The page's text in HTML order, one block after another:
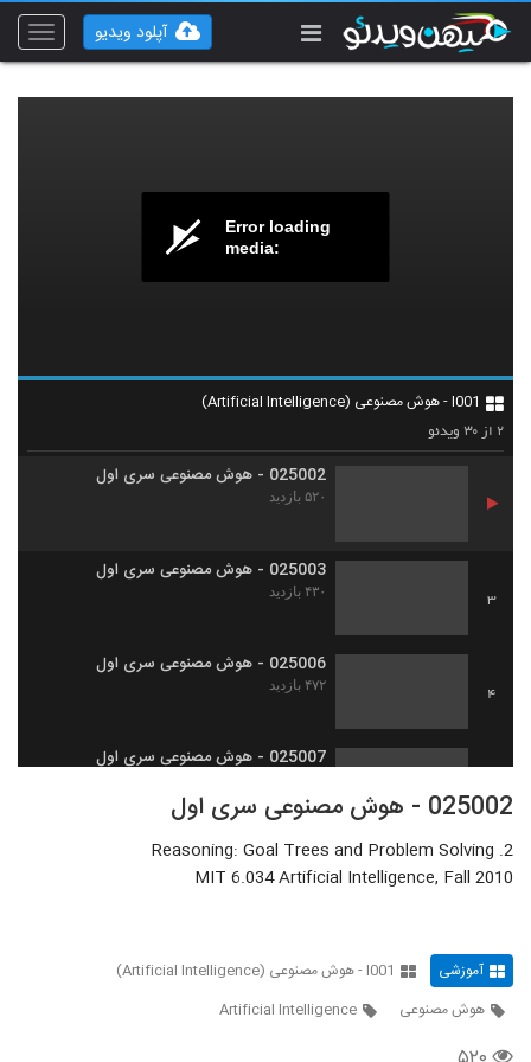
Toggle
آپلود ویدیو
Error loading
media:
I001 - هوش مصنوعی (Artificial Intelligence)
۲ از ۳۰ ویدئو
1
025001 - هوش مصنوعی سری اول
۵۱۶ بازدید
025002 - هوش مصنوعی سری اول
۵۲۰ بازدید
3
025003 - هوش مصنوعی سری اول
۴۳۰ بازدید
4
025006 - هوش مصنوعی سری اول
۴۷۲ بازدید
025007 - هوش مصنوعی سری اول
6
025008 - هوش مصنوعی سری اول
۵۱۸ بازدید
7
۵۰۴ بازدید
025002 - هوش مصنوعی سری اول
2. Reasoning: Goal Trees and Problem Solving
MIT 6.034 Artificial Intelligence, Fall 2010
آموزشی
I001 - هوش مصنوعی (Artificial Intelligence)
هوش مصنوعی
Artificial Intelligence